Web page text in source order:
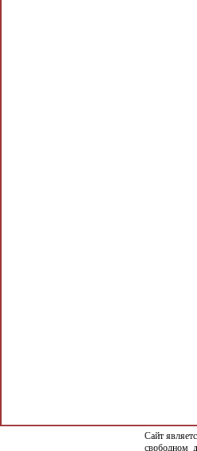
Сайт
свободном